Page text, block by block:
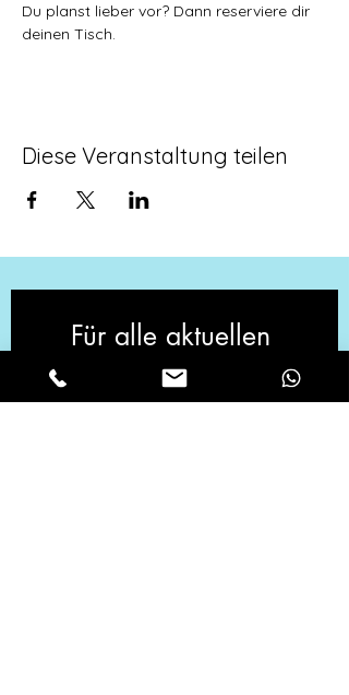
Du planst lieber vor? Dann reserviere dir
deinen Tisch.
Diese Veranstaltung teilen
Für alle aktuellen
Neuigkeiten, melde